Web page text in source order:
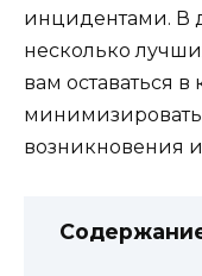
инцидентами. В
несколько
вам оставаться
минимизировать
возникновения